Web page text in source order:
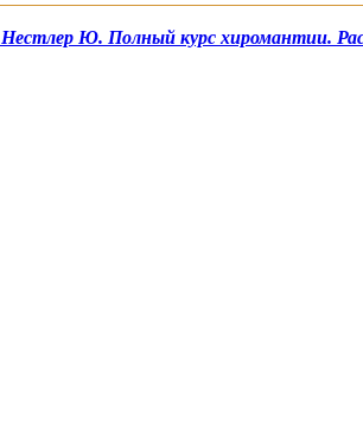
Нестлер Ю. Полный курс хиромантии.